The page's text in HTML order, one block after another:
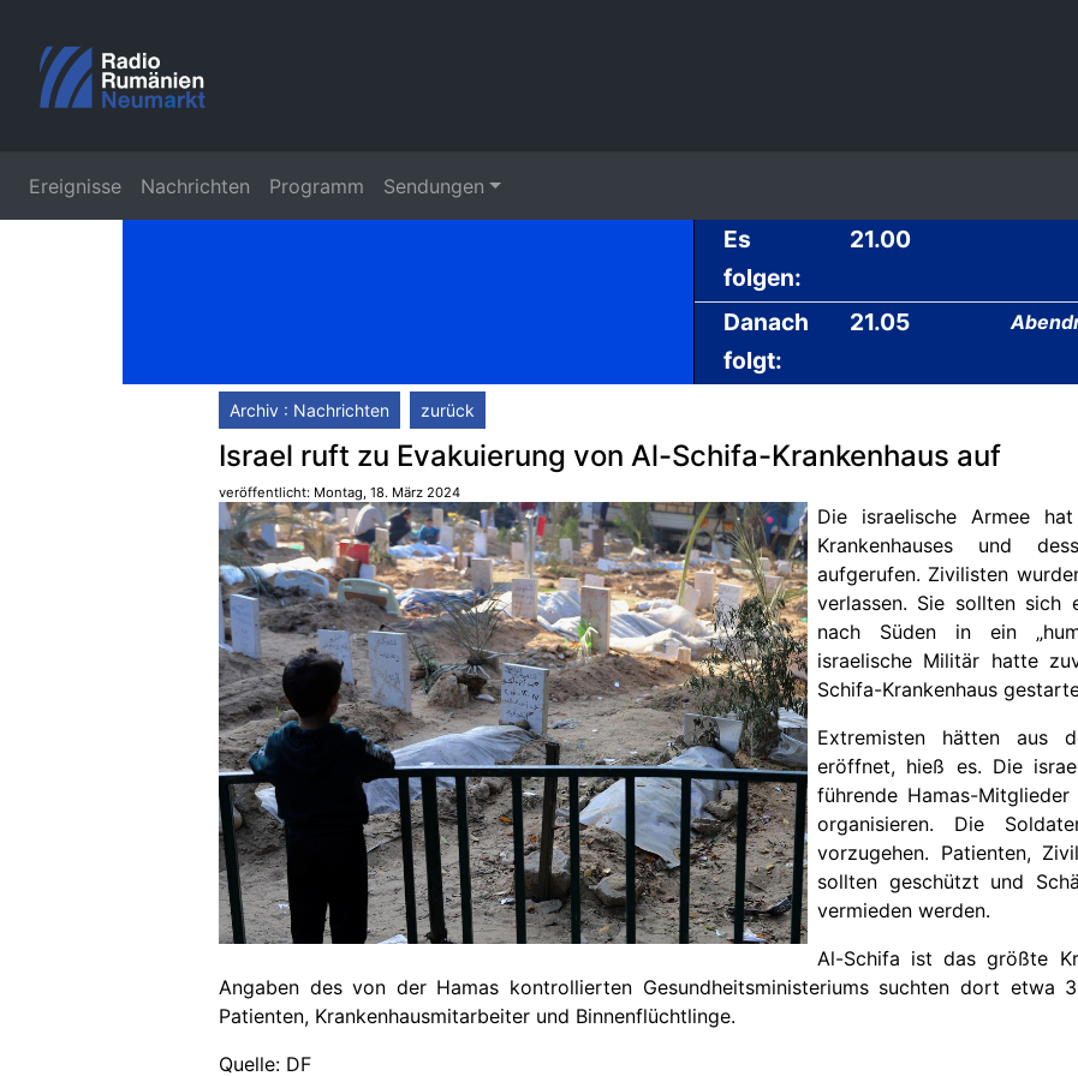
Ereignisse Nachrichten Programm Sendungen
Es
folgen:
21.00
Danach
folgt:
21.05
Archiv : Nachrichten zurück
Israel ruft zu Evakuierung von Al-Schifa-Krankenhaus auf
veröffentlicht: Montag, 18. März 2024
Die israelische Armee
Krankenhauses und
aufgerufen. Zivilisten
verlassen. Sie sollten sich
nach Süden in ein
israelische Militär hatte
Schifa-Krankenhaus
Extremisten hätten aus
eröffnet, hieß es. Die
führende Hamas-
organisieren. Die
vorzugehen. Patienten,
sollten geschützt und
vermieden werden.
Al-Schifa ist das größte
Angaben des von der Hamas kontrollierten Gesundheitsministeriums suchten dort etwa
Patienten, Krankenhausmitarbeiter und Binnenflüchtlinge.
Quelle: DF